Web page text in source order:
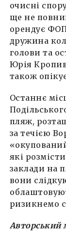
очисні
ще не
орендує
дружина
голови та
Юрія
також
Останнє
пляж,
за течією
які
заклади на
вони
ризикнемо
Авторський